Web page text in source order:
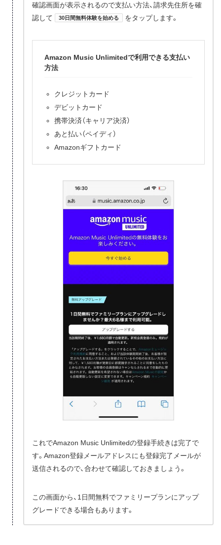
確認画面が表示されるので支払い方法、請求先住所を確
認して
30日間無料体験を始める をタップします。
Amazon Music Unlimitedで利用できる支払い
方法
クレジットカード
デビットカード
携帯決済（キャリア決済）
あと払い（ペイディ）
Amazonギフトカード
これでAmazon Music Unlimitedの登録手続きは完了で
す。Amazon登録メールアドレスにも登録完了メールが
送信されるので、合わせて確認しておきましょう。
この画面から、1日間無料でファミリープランにアップ
グレードできる場合もあります。